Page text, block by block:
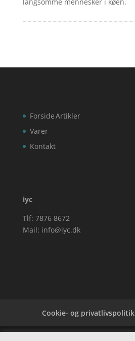
Forside
Varer
Kontakt
Artikler
iyc
Tlf: 7876 8672
Mail: info@iyc.dk
Cookie- og privatlivspolitik